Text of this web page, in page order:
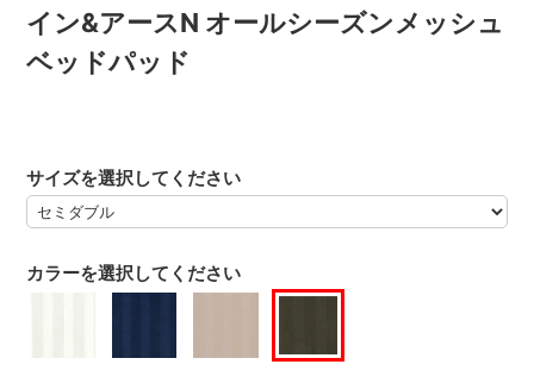
イン&アースN オールシーズンメッシュ
ベッドパッド
カラーを選択してください
サイズを選択してください